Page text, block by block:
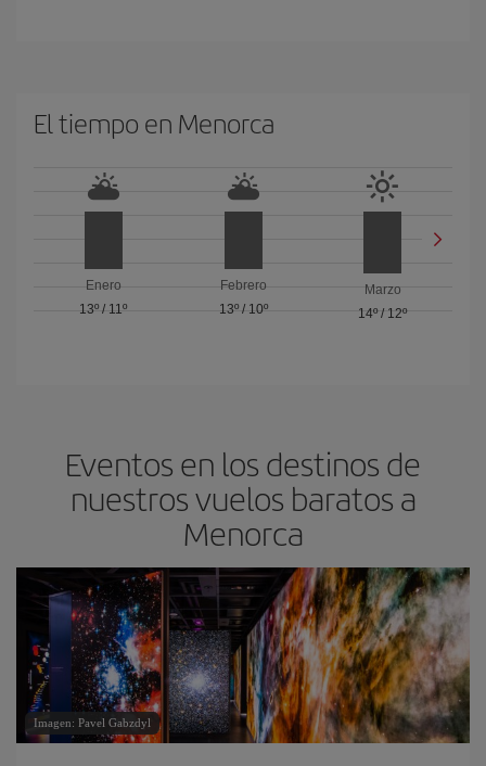
El tiempo en Menorca
Enero
13º / 11º
Febrero
13º/ 10º
Marzo
14º/ 12º
Eventos en los destinos de
nuestros vuelos baratos a
Menorca
Imagen: Pavel Gabzdyl